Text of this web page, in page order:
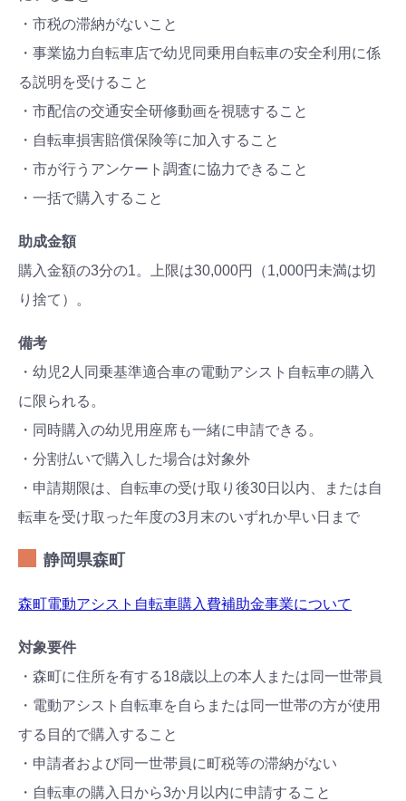
・市税の滞納がないこと
・事業協力自転車店で幼児同乗用自転車の安全利用に係
る説明を受けること
・市配信の交通安全研修動画を視聴すること
・自転車損害賠償保険等に加入すること
・市が行うアンケート調査に協力できること
・一括で購入すること
助成金額
購入金額の3分の1。上限は30,000円（1,000円未満は切
り捨て）。
備考
・幼児2人同乗基準適合車の電動アシスト自転車の購入
に限られる。
・同時購入の幼児用座席も一緒に申請できる。
・分割払いで購入した場合は対象外
・申請期限は、自転車の受け取り後30日以内、または自
転車を受け取った年度の3月末のいずれか早い日まで
静岡県森町
森町電動アシスト自転車購入費補助金事業について
対象要件
・森町に住所を有する18歳以上の本人または同一世帯員
・電動アシスト自転車を自らまたは同一世帯の方が使用
する目的で購入すること
・申請者および同一世帯員に町税等の滞納がない
・自転車の購入日から3か月以内に申請すること
#出産準備 #習いごと
#離乳食
学び